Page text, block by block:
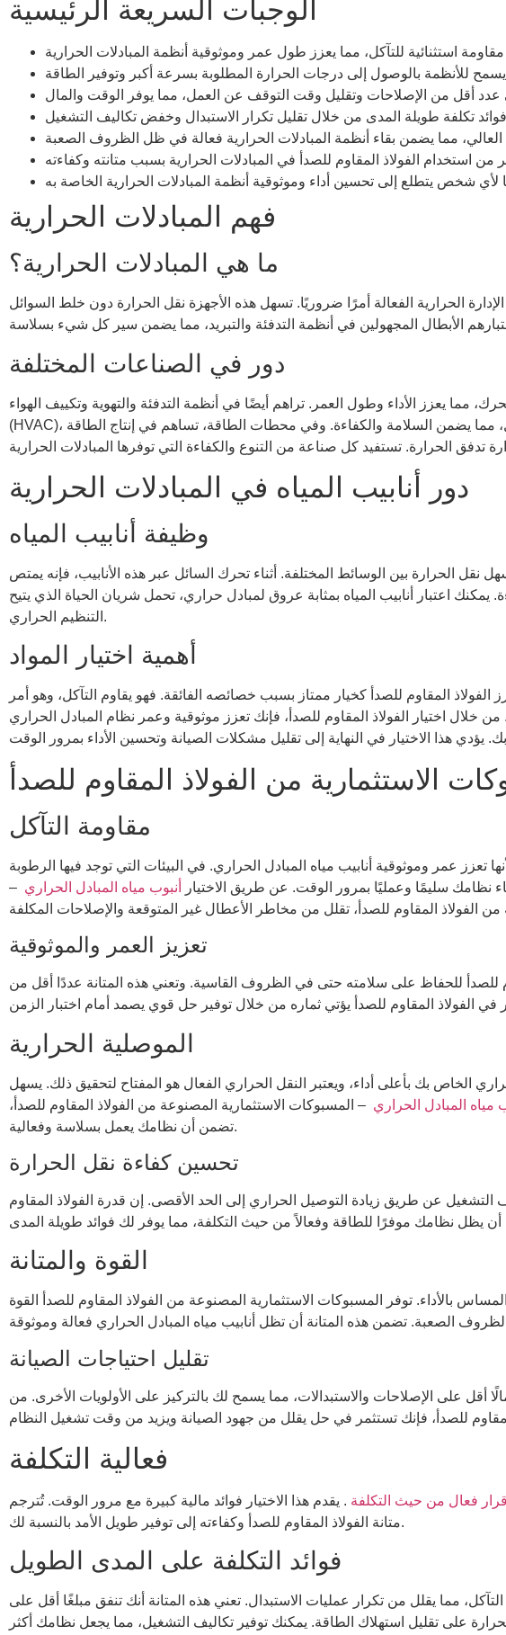
الوجبات السريعة الرئيسية
فهم المبادلات الحرارية
ما هي المبادلات الحرارية؟
الحرارية الفعالة أمرًا ضروريًا. تسهل هذه الأجهزة نقل الحرارة دون خلط السوائل
دور في الصناعات المختلفة
يعزز الأداء وطول العمر. تراهم أيضًا في أنظمة التدفئة والتهوية وتكييف الهواء
(HVAC)، حيث يحافظون على مناخ داخلي مريح. تعتمد الصناعة الكيميائية على المبادلات الحرارية للتحكم في درجات حرارة التفاعل، مما يضمن السلامة والكفاءة. وفي محطات الطاقة، تساهم في إنتاج الطاقة
دور أنابيب المياه في المبادلات الحرارية
وظيفة أنابيب المياه
نقل الحرارة بين الوسائط المختلفة. أثناء تحرك السائل عبر هذه الأنابيب، فإنه يمتص
اعتبار أنابيب المياه بمثابة عروق لمبادل حراري، تحمل شريان الحياة الذي يتيح
التنظيم الحراري.
أهمية اختيار المواد
الفولاذ المقاوم للصدأ كخيار ممتاز بسبب خصائصه الفائقة. فهو يقاوم التآكل، وهو أمر
اختيار الفولاذ المقاوم للصدأ، فإنك تعزز موثوقية وعمر نظام المبادل الحراري
الاستثمارية من الفولاذ المقاوم للصدأ
مقاومة التآكل
تعزز عمر وموثوقية أنابيب مياه المبادل الحراري. في البيئات التي توجد فيها الرطوبة
نظامك سليمًا وعمليًا بمرور الوقت. عن طريق الاختيار
أنبوب مياه المبادل الحراري –
تعزيز العمر والموثوقية
للحفاظ على سلامته حتى في الظروف القاسية. وتعني هذه المتانة عددًا أقل من
الموصلية الحرارية
الخاص بك بأعلى أداء، ويعتبر النقل الحراري الفعال هو المفتاح لتحقيق ذلك. يسهل
مياه المبادل الحراري – المسبوكات الاستثمارية المصنوعة من الفولاذ المقاوم للصدأ،
تضمن أن نظامك يعمل بسلاسة وفعالية.
تحسين كفاءة نقل الحرارة
عن طريق زيادة التوصيل الحراري إلى الحد الأقصى. إن قدرة الفولاذ المقاوم
القوة والمتانة
بالأداء. توفر المسبوكات الاستثمارية المصنوعة من الفولاذ المقاوم للصدأ القوة
تقليل احتياجات الصيانة
أقل على الإصلاحات والاستبدالات، مما يسمح لك بالتركيز على الأولويات الأخرى. من
فعالية التكلفة
قرار فعال من حيث التكلفة . يقدم هذا الاختيار فوائد مالية كبيرة مع مرور الوقت. تُترجم
متانة الفولاذ المقاوم للصدأ وكفاءته إلى توفير طويل الأمد بالنسبة لك.
فوائد التكلفة على المدى الطويل
مما يقلل من تكرار عمليات الاستبدال. تعني هذه المتانة أنك تنفق مبلغًا أقل على
على تقليل استهلاك الطاقة. يمكنك توفير تكاليف التشغيل، مما يجعل نظامك أكثر